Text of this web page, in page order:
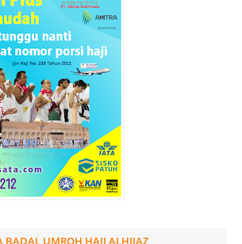
BADAL UMROH HAJI ALHIJAZ